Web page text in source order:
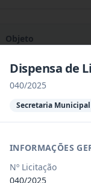
Objeto
Registro de preço
Dispensa de
040/2025
Secretaria
INFORMAÇÕES
Nº Licitação
040/2025